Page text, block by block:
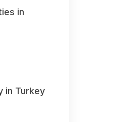
in
in Turkey